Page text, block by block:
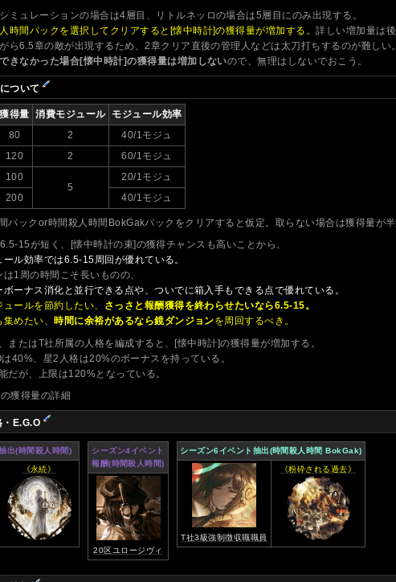
ミュレーションの場合は4層目、リトルネッロの場合は5層目にのみ出現する。
時間パックを選択してクリアすると[懐中時計]の獲得量が増加する。詳しい増加量は後
ら6.5章の敵が出現するため、2章クリア直後の管理人などは太刀打ちするのが難しい。
きなかった場合[懐中時計]の獲得量は増加しないので、無理はしないでおこう。
ついて
獲得量 消費モジュール モジュール効率
80 2
40/1モジュ
120 2
60/1モジュ
100
5
20/1モジュ
200 40/1モジュ
パックor時間殺人時間BokGakパックをクリアすると仮定。取らない場合は獲得量が半
15が短く、[懐中時計の束]の獲得チャンスも高いことから、
ール効率では6.5-15周回が優れている。
1周の時間こそ長いものの、
ボーナス消化と並行できる点や、ついでに箱入手もできる点で優れている。
ュールを節約したい、 さっさと報酬獲得を終わらせたいなら6.5-15。
集めたい、時間に余裕があるなら鏡ダンジョンを周回するべき。
またはT社所属の人格を編成すると、[懐中時計]の獲得量が増加する。
40%、星2人格は20%のボーナスを持っている。
だが、上限は120%となっている。
獲得量の詳細
・E.G.O
出(時間殺人時間)
《永続》
シーズン4イベント
報酬(時間殺人時間)
20区ユロージヴィ
シーズン6イベント抽出(時間殺人時間 BokGak)
T社3級強制徴収職職員
《粉砕される過去》